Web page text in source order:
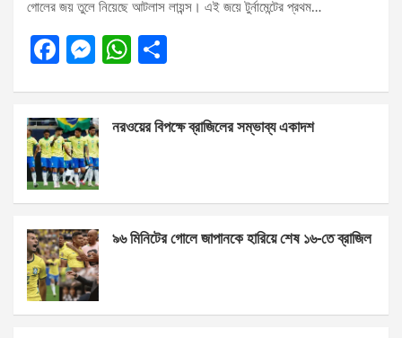
গোলের জয় তুলে নিয়েছে আটলাস লায়ন্স। এই জয়ে টুর্নামেন্টের প্রথম…
F
b
o
o
k
M
n
g
er
W
s
p
e
নরওয়ের বিপক্ষে ব্রাজিলের সম্ভাব্য একাদশ
৯৬ মিনিটের গোলে জাপানকে হারিয়ে শেষ ১৬-তে ব্রাজিল